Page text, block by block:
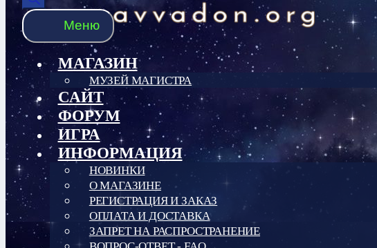
Меню
МАГАЗИН
МУЗЕЙ МАГИСТРА
САЙТ
ФОРУМ
ИГРА
ИНФОРМАЦИЯ
НОВИНКИ
О МАГАЗИНЕ
РЕГИСТРАЦИЯ И ЗАКАЗ
ОПЛАТА И ДОСТАВКА
ЗАПРЕТ НА РАСПРОСТРАНЕНИЕ